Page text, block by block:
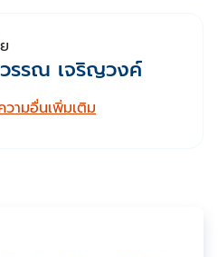
รรณ เจริญวงค์
ามอื่นเพิ่มเติม